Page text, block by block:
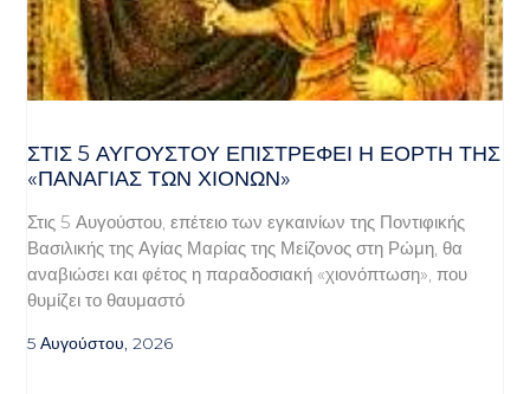
ΣΤΙΣ 5 ΑΥΓΟΎΣΤΟΥ ΕΠΙΣΤΡΈΦΕΙ Η ΕΟΡΤΉ ΤΗΣ
«ΠΑΝΑΓΊΑΣ ΤΩΝ ΧΙΌΝΩΝ»
Στις 5 Αυγούστου, επέτειο των εγκαινίων της Ποντιφικής
Βασιλικής της Αγίας Μαρίας της Μείζονος στη Ρώμη, θα
αναβιώσει και φέτος η παραδοσιακή «χιονόπτωση», που
θυμίζει το θαυμαστό
5 Αυγούστου, 2026